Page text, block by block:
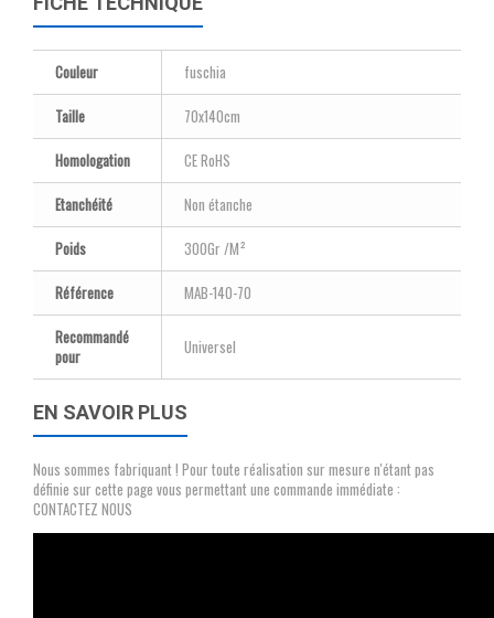
Couleur
fuschia
Taille
70x140cm
Homologation
CE RoHS
Etanchéité
Non étanche
Poids
300Gr /M²
Référence
MAB-140-70
Recommandé
pour
Universel
EN SAVOIR PLUS
Nous sommes fabriquant ! Pour toute réalisation sur mesure n'étant pas
définie sur cette page vous permettant une commande immédiate :
CONTACTEZ NOUS